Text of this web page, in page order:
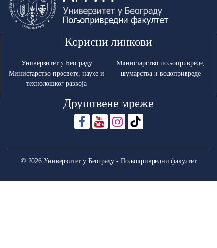
Корисни линкови
Универзитет у Београду
Министарство просвете, науке и
технолошког развоја
Министарство пољопривреде,
шумарства и водопривреде
Друштвене мреже
© 2026 Универзитет у Београду - Пољопривредни факултет